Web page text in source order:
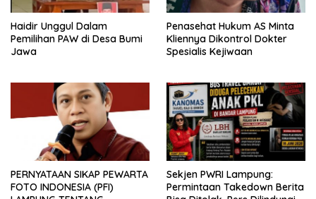
Haidir Unggul Dalam
Pemilihan PAW di Desa Bumi
Jawa
Penasehat Hukum AS Minta
Kliennya Dikontrol Dokter
Spesialis Kejiwaan
PERNYATAAN SIKAP PEWARTA
FOTO INDONESIA (PFI)
Sekjen PWRI Lampung:
Permintaan Takedown Berita